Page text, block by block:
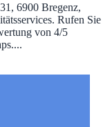
6900 Bregenz,
Rufen Sie
von 4/5